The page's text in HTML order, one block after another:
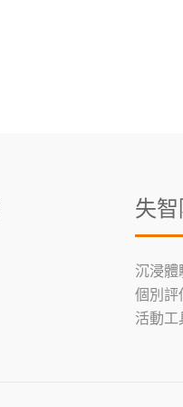
失
沉浸體
個別評
活動工